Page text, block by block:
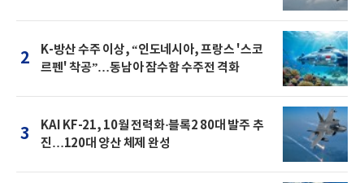
2
K-방산 수주 이상, “인도네시아, 프랑스 '스코
르펜' 착공”…동남아 잠수함 수주전 격화
3
KAI KF-21, 10월 전력화·블록2 80대 발주 추
진…120대 양산 체제 완성